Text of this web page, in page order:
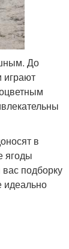
До
играют
в
ягоды
подборку
идеально